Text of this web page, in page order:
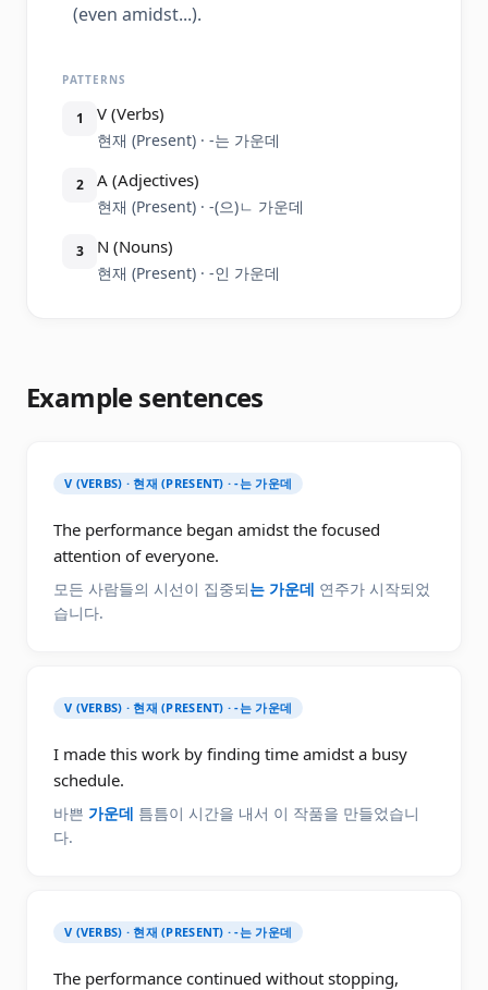
(even amidst...).
PATTERNS
1 V (Verbs)
현재 (Present) · -는 가운데
2 A (Adjectives)
현재 (Present) · -(으)ㄴ 가운데
3 N (Nouns)
현재 (Present) · -인 가운데
Example sentences
V (VERBS) · 현재 (PRESENT) · -는 가운데
The performance began amidst the focused
attention of everyone.
모든 사람들의 시선이 집중되는 가운데 연주가 시작되었
습니다.
V (VERBS) · 현재 (PRESENT) · -는 가운데
I made this work by finding time amidst a busy
schedule.
바쁜 가운데 틈틈이 시간을 내서 이 작품을 만들었습니
다.
V (VERBS) · 현재 (PRESENT) · -는 가운데
The performance continued without stopping,